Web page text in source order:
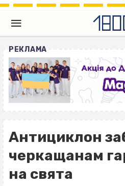
РЕКЛАМА
Антициклон
черкащанам
на свята